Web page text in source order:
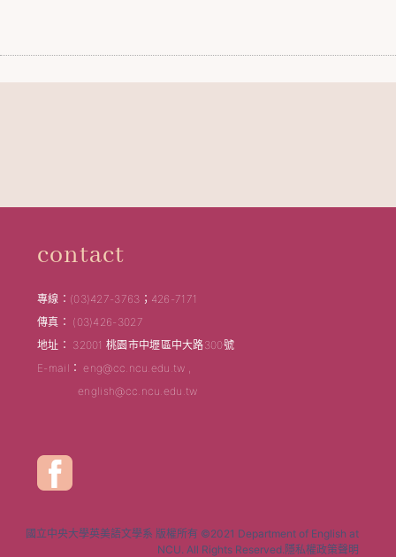
contact
專線：(03)427-3763；426-7171
傳真： (03)426-3027
地址： 32001 桃園市中壢區中大路300號
E-mail： eng@cc.ncu.edu.tw ,
english@cc.ncu.edu.tw
國立中央大學英美語文學系 版權所有 ©2021 Department of English at
NCU. All Rights Reserved.隱私權政策聲明